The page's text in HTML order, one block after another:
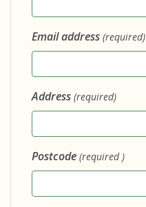
Email address (required)
Address (required)
Postcode (required )